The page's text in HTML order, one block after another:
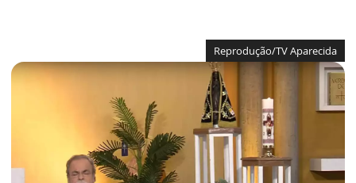
Reprodução/TV Aparecida